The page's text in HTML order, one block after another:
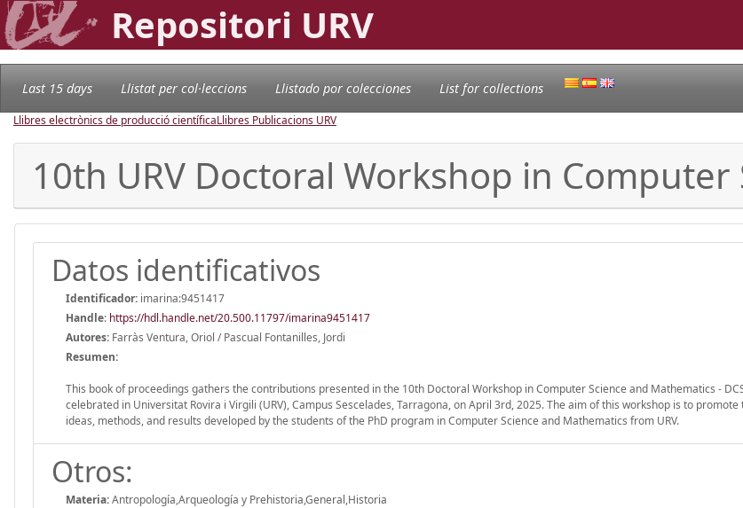
Repositori URV
Last 15 days Llistat per col·leccions Llistado por colecciones List for collections
Llibres electrònics de producció científicaLlibres Publicacions URV
10th URV Doctoral Workshop in
Datos identificativos
Identificador: imarina:9451417
Handle: https://hdl.handle.net/20.500.11797/imarina9451417
Autores: Farràs Ventura, Oriol / Pascual Fontanilles, Jordi
Resumen:
This book of proceedings gathers the contributions presented in the 10th Doctoral Workshop in Computer Science and Mathematics -
celebrated in Universitat Rovira i Virgili (URV), Campus Sescelades, Tarragona, on April 3rd, 2025. The aim of this workshop is to
ideas, methods, and results developed by the students of the PhD program in Computer Science and Mathematics from URV.
Otros:
Materia:Antropología,Arqueología y Prehistoria,General,Historia